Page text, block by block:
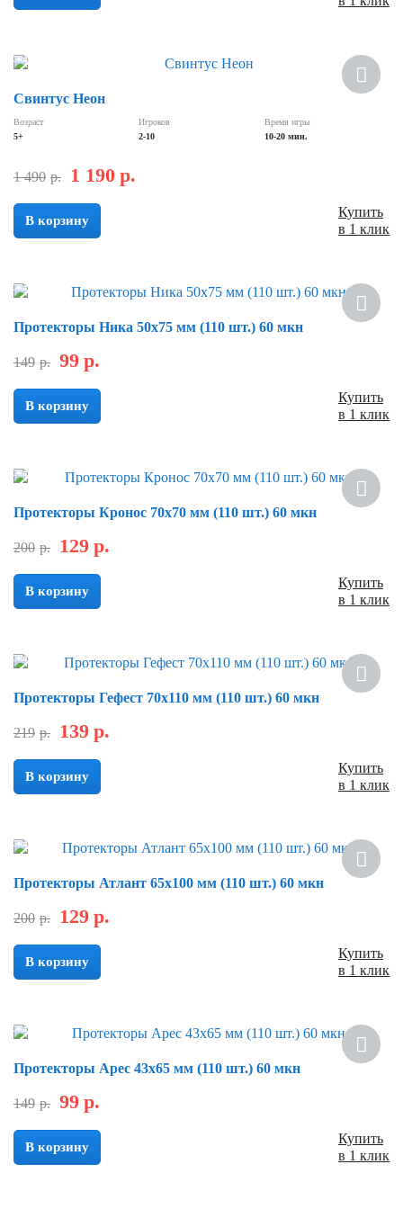
Скидка
Свинтус Неон
Возраст
5+
Игроков
2-10
Время игры
10-20 мин.
1 490 р. 1 190 р.
В корзину
Купить
в 1 клик
Скидка
Протекторы Ника 50х75 мм (110 шт.) 60 мкн
149 р. 99 р.
В корзину
Купить
в 1 клик
Скидка
Протекторы Кронос 70х70 мм (110 шт.) 60 мкн
200 р. 129 р.
В корзину
Купить
в 1 клик
Скидка
Протекторы Гефест 70х110 мм (110 шт.) 60 мкн
219 р. 139 р.
В корзину
Купить
в 1 клик
Скидка
Протекторы Атлант 65х100 мм (110 шт.) 60 мкн
200 р. 129 р.
В корзину
Купить
в 1 клик
Скидка
Протекторы Арес 43х65 мм (110 шт.) 60 мкн
149 р. 99 р.
В корзину
Купить
в 1 клик